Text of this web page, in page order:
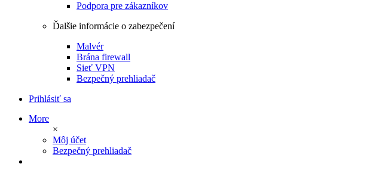
Podpora pre zákazníkov
Ďalšie informácie o zabezpečení
Malvér
Brána firewall
Sieť VPN
Bezpečný prehliadač
Prihlásiť sa
More
×
Môj účet
Bezpečný prehliadač